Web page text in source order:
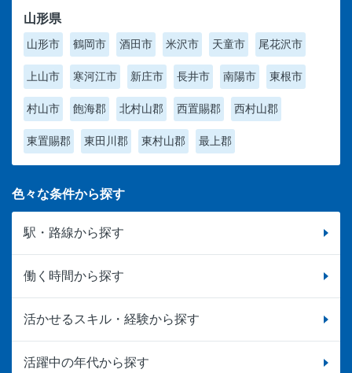
山形県
山形市 鶴岡市 酒田市 米沢市 天童市 尾花沢市
上山市 寒河江市 新庄市 長井市 南陽市 東根市
村山市 飽海郡 北村山郡 西置賜郡 西村山郡
東置賜郡 東田川郡 東村山郡 最上郡
色々な条件から探す
駅・路線から探す
働く時間から探す
活かせるスキル・経験から探す
活躍中の年代から探す